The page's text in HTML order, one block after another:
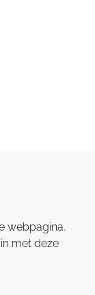
webpagina.
met deze